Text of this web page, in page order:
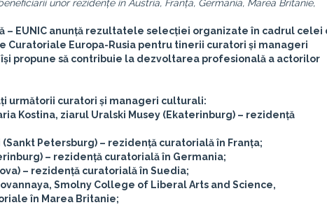
unor rezidențe în Austria, Franța, Germania, Marea Britanie,
– EUNIC anunță rezultatele selecției organizate în cadrul celei
Curatoriale Europa-Rusia pentru tinerii curatori și manageri
propune să contribuie la dezvoltarea profesională a actorilor
următorii curatori și manageri culturali:
Kostina, ziarul Uralski Musey (Ekaterinburg) – rezidență
Petersburg) – rezidență curatorială în Franța;
– rezidență curatorială în Germania;
– rezidență curatorială în Suedia;
Smolny College of Liberal Arts and Science,
în Marea Britanie;